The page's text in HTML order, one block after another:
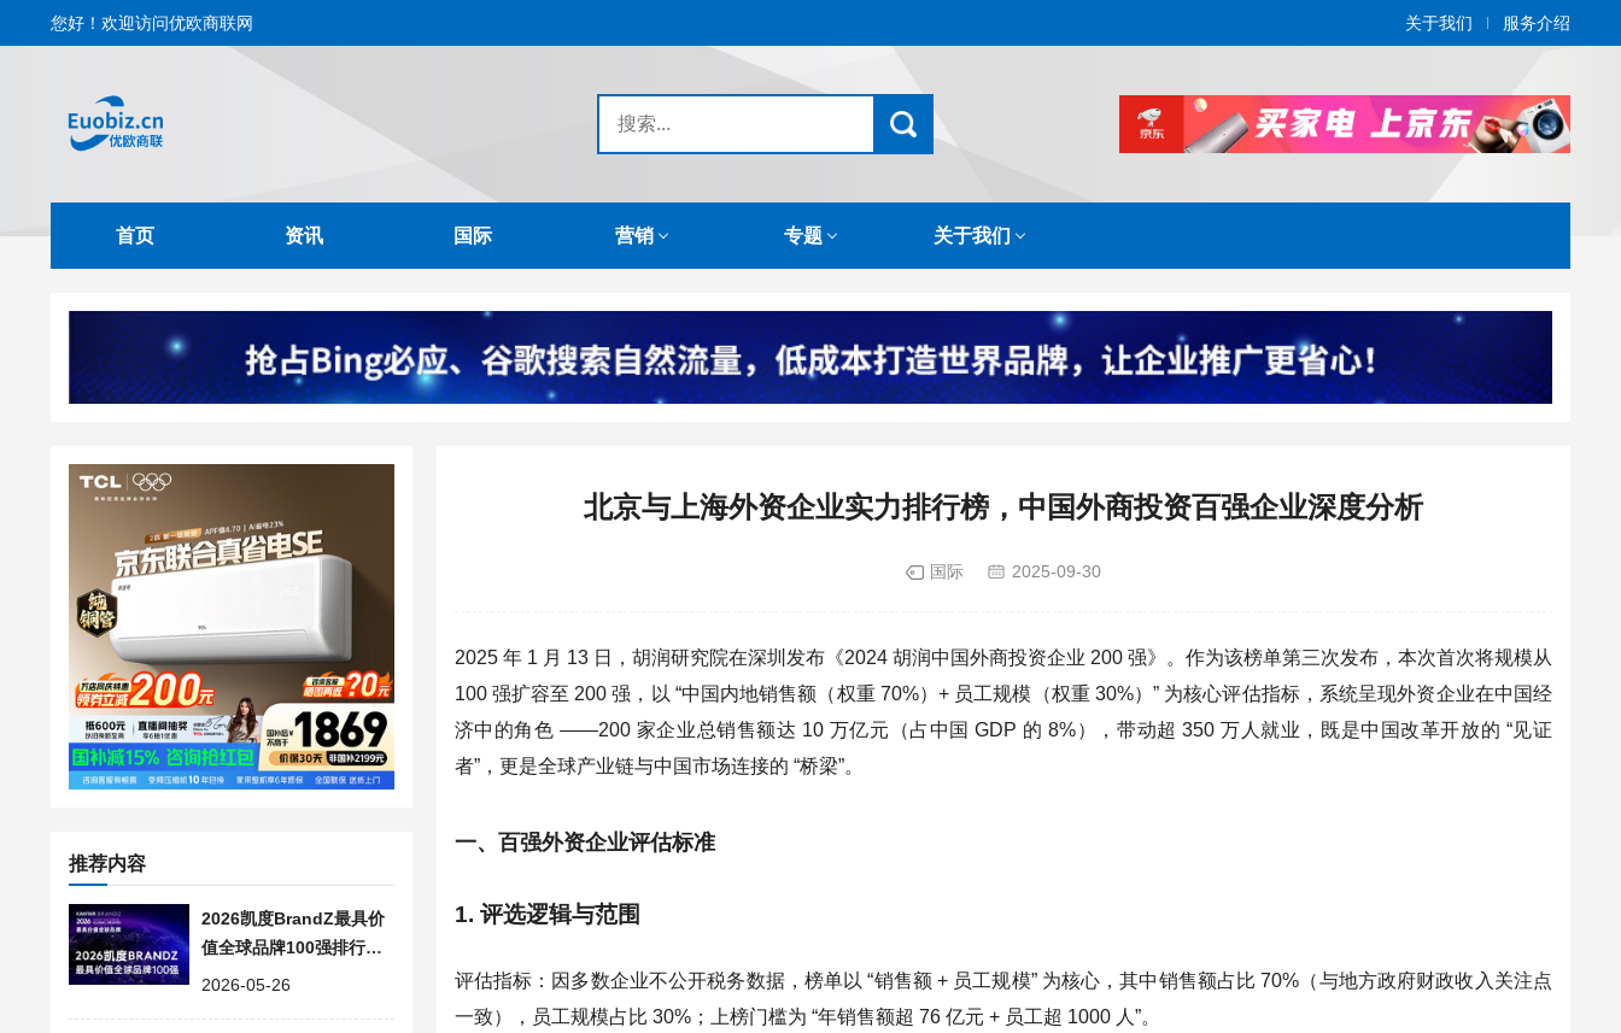
您好！欢迎访问优欧商联网 关于我们 服务介绍
首页 资讯 国际 营销 专题 关于我们
推荐内容
2026凯度BrandZ最具价
值全球品牌100强排行榜
单, 世界知名企业名录
2026-05-26
北京与上海外资企业实力排行榜，中国外商投资百强企业深度分析
国际 2025-09-30
2025 年 1 月 13 日，胡润研究院在深圳发布《2024 胡润中国外商投资企业 200 强》。作为该榜单第三次发布，本次首次将规模从
100 强扩容至 200 强，以 “中国内地销售额（权重 70%）+ 员工规模（权重 30%）” 为核心评估指标，系统呈现外资企业在中国经
济中的角色 ——200 家企业总销售额达 10 万亿元（占中国 GDP 的 8%），带动超 350 万人就业，既是中国改革开放的 “见证
者”，更是全球产业链与中国市场连接的 “桥梁”。
一、百强外资企业评估标准
1. 评选逻辑与范围
评估指标：因多数企业不公开税务数据，榜单以 “销售额 + 员工规模” 为核心，其中销售额占比 70%（与地方政府财政收入关注点
一致），员工规模占比 30%；上榜门槛为 “年销售额超 76 亿元 + 员工超 1000 人”。